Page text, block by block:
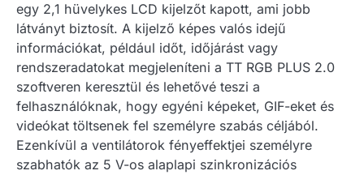
egy 2,1 hüvelykes LCD kijelzőt kapott, ami jobb
látványt biztosít. A kijelző képes valós idejű
információkat, például időt, időjárást vagy
rendszeradatokat megjeleníteni a TT RGB PLUS 2.0
szoftveren keresztül és lehetővé teszi a
felhasználóknak, hogy egyéni képeket, GIF-eket és
videókat töltsenek fel személyre szabás céljából.
Ezenkívül a ventilátorok fényeffektjei személyre
szabhatók az 5 V-os alaplapi szinkronizációs